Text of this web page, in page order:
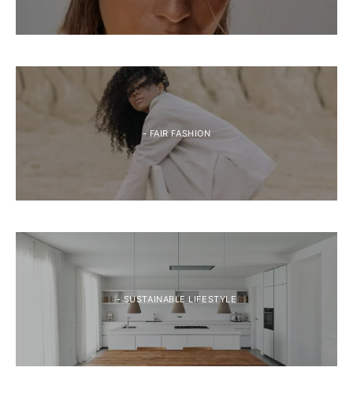
- FAIR FASHION
- SUSTAINABLE LIFESTYLE